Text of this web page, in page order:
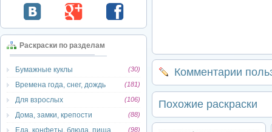
Раскраски по разделам
Бумажные куклы (30)
Времена года, снег, дождь (181)
Для взрослых (106)
Дома, замки, крепости (88)
Еда, конфеты, блюда, пища (98)
Комментарии
Похожие раскраски